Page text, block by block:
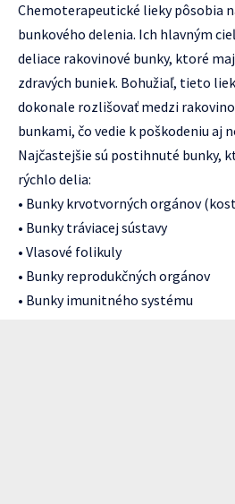
Chemoterapeutické lieky pôsobia
bunkového delenia. Ich hlavným
deliace rakovinové bunky, ktoré
zdravých buniek. Bohužiaľ, tieto
dokonale rozlišovať medzi
bunkami, čo vedie k poškodeniu aj
Najčastejšie sú postihnuté bunky,
rýchlo delia:
• Bunky krvotvorných orgánov
• Bunky tráviacej sústavy
• Vlasové folikuly
• Bunky reprodukčných orgánov
• Bunky imunitného systému